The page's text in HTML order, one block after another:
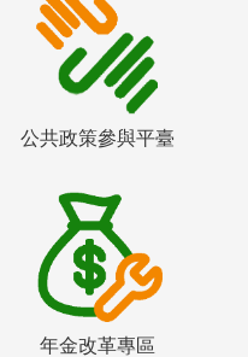
公共政策參與平臺
年金改革專區